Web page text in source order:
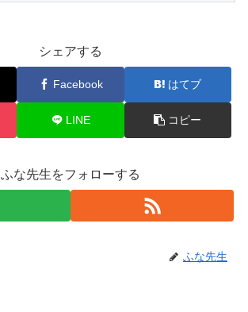
シェアする
Facebook はてブ
LINE コピー
ふな先生をフォローする
ふな先生